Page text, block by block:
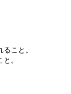
こと。
。